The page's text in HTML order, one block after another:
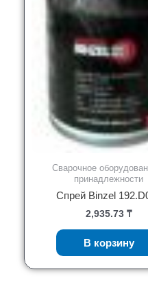
Сварочное
принадлежности
Спрей Binzel
2,935.73₸
В корзину